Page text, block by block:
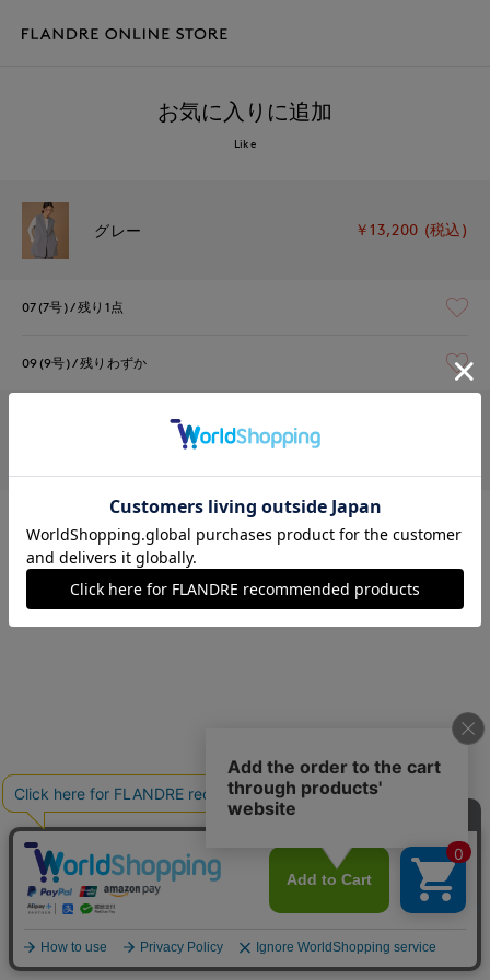
お気に入りに追加
Like
グレー ￥13,200 (税込)
07(7号) 残り1点
09(9号) 残りわずか
残り1点